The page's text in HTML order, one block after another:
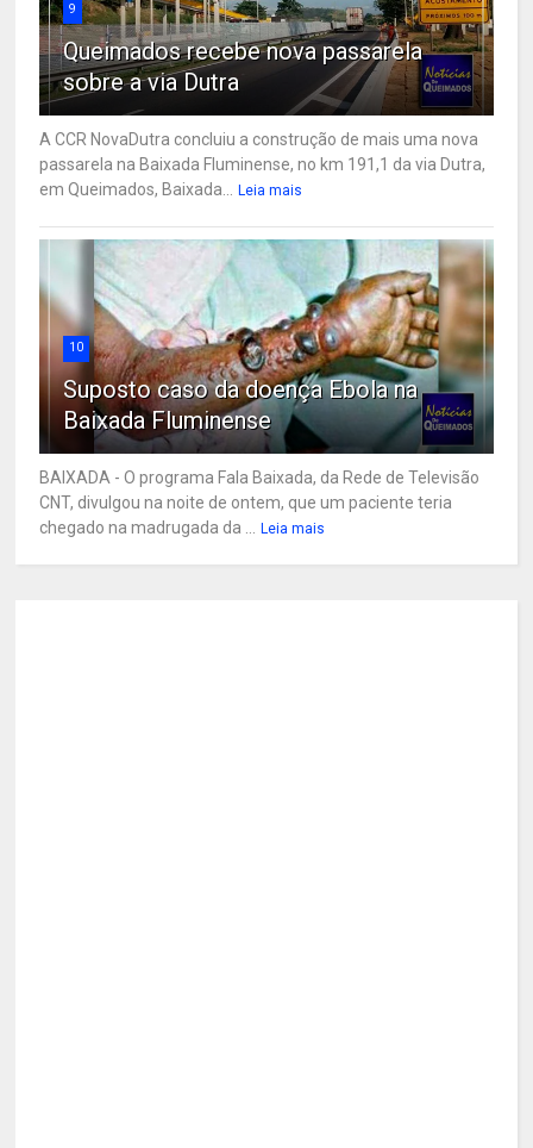
9
Queimados recebe nova passarela
sobre a via Dutra
A CCR NovaDutra concluiu a construção de mais uma nova
passarela na Baixada Fluminense, no km 191,1 da via Dutra,
em Queimados, Baixada...
Leia mais
10
Suposto caso da doença Ebola na
Baixada Fluminense
BAIXADA - O programa Fala Baixada, da Rede de Televisão
CNT, divulgou na noite de ontem, que um paciente teria
chegado na madrugada da ...
Leia mais